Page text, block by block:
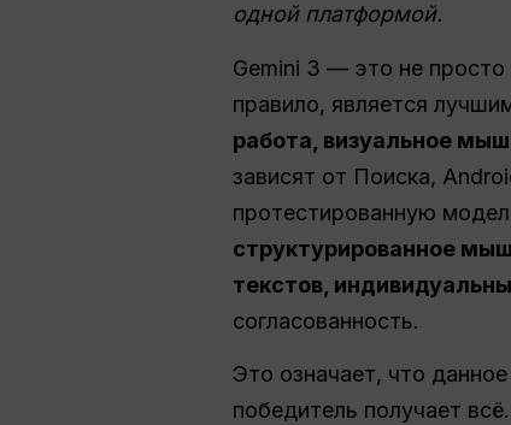
одной платформой.
Gemini 3 — это не просто
правило, является
работа, визуальное
зависят от Поиска,
протестированную
структурированное
текстов,
согласованность.
Это означает, что
победитель получает